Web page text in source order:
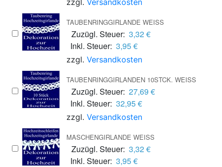
TAUBENRINGGIRLANDE WEISS
Zuzügl. Steuer: 3,32 €
Inkl. Steuer: 3,95 €
zzgl. Versandkosten
TAUBENRINGGIRLANDEN 10STCK. WEISS
Zuzügl. Steuer: 27,69 €
Inkl. Steuer: 32,95 €
zzgl. Versandkosten
MASCHENGIRLANDE WEISS
Zuzügl. Steuer: 3,32 €
Inkl. Steuer: 3,95 €